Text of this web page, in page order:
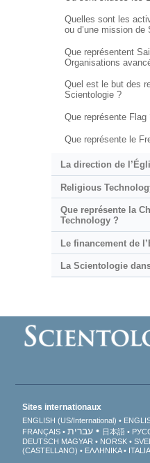
Quelles sont les
ou d’une mission de
Que représentent
Organisations
Quel est le but des
Scientologie ?
Que représente Flag
Que représente le
La direction de
Religious
Que représente la
Technology ?
Le financement de
La Scientologie
Sites internationaux
ENGLISH (US/International)
FRANÇAIS
עברית 日本語
DEUTSCH MAGYAR NORSK
(CASTELLANO)
ΕΛΛΗΝΙΚA